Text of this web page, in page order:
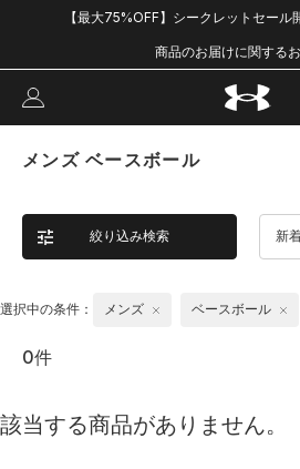
【最大75%OFF】シークレットセール
商品のお届けに関する
メンズ ベースボール
絞り込み検索 新
選択中の条件： メンズ ベースボール
0件
該当する商品がありません。